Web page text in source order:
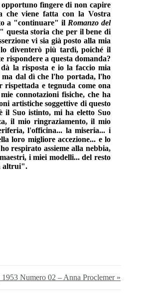
opportuno fìngere di non capire
che viene fatta con la Vostra
a "continuare" il Romanzo del
storia che per il bene di
vi sia già posto alla mia
lo diventerò più tardi, poiché il
rispondere a questa domanda?
la risposta e io la faccio mia
dal dì che l'ho portada, l'ho
e tegnuda come ona
connotazioni fisiche, che ha
artistiche soggettive di questo
il Suo istinto, mi ha eletto Suo
il mio ringraziamento, il mio
l'officina... la miseria... i
loro migliore accezione... e lo
respirato assieme alla nebbia,
i miei modelli... del resto
altrui".
1953 Numero 02 – Anna Proclemer »